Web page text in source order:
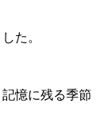
た。
憶に残る季節